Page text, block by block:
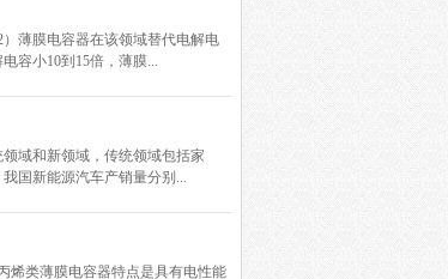
薄膜电容器在该领域替代电解电
容小10到15倍，薄膜...
域和新领域，传统领域包括家
国新能源汽车产销量分别...
烯类薄膜电容器特点是具有电性能